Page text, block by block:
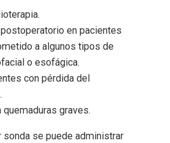
en pacientes
a algunos tipos de
o esofágica.
con pérdida del
quemaduras graves.
sonda se puede administrar